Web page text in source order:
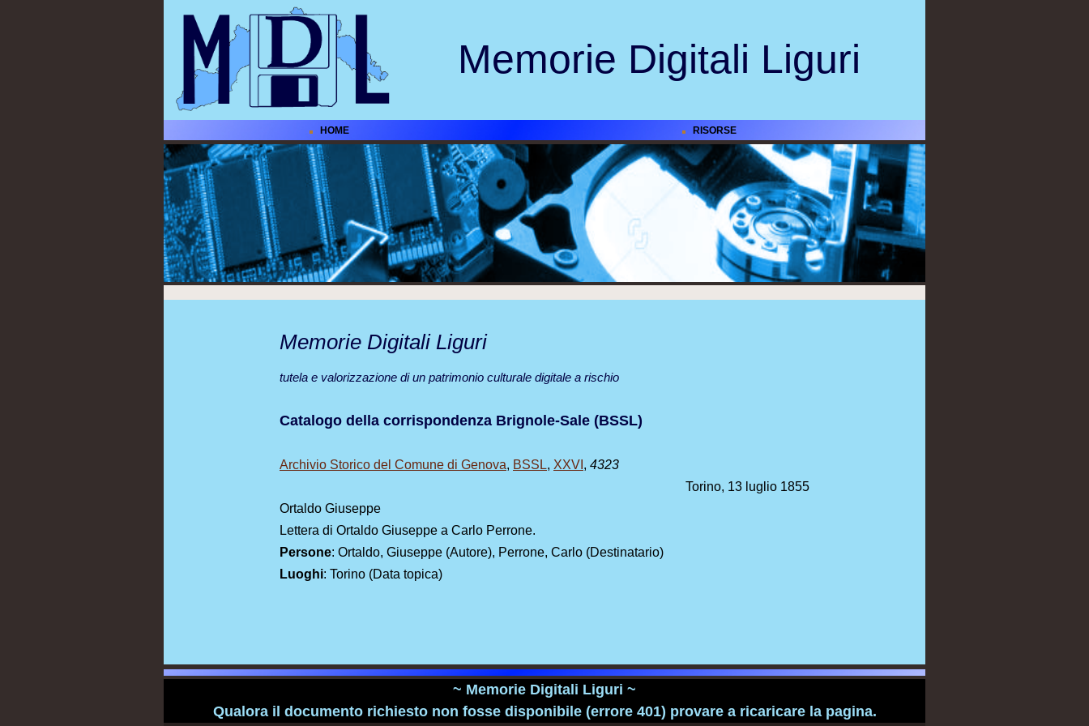
Memorie Digitali Liguri
HOME RISORSE
Memorie Digitali Liguri
tutela e valorizzazione di un patrimonio culturale digitale a rischio
Catalogo della corrispondenza Brignole-Sale (BSSL)
Archivio Storico del Comune di Genova, BSSL, XXVI , 4323
Torino, 13 luglio 1855
Ortaldo Giuseppe
Lettera di Ortaldo Giuseppe a Carlo Perrone.
Persone: Ortaldo, Giuseppe (Autore), Perrone, Carlo (Destinatario)
Luoghi: Torino (Data topica)
~ Memorie Digitali Liguri ~
Qualora il documento richiesto non fosse disponibile (errore 401) provare a ricaricare la pagina.